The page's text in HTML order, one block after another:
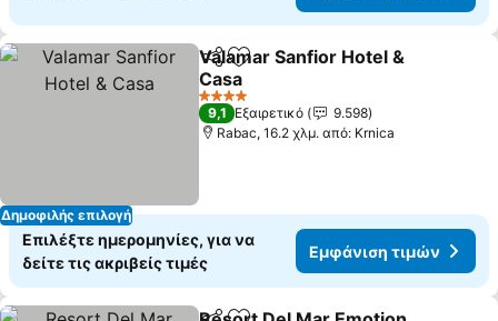
Δημοφιλής επιλογή
Κοινοποίηση
Προσθήκη στα αγαπημένα
Valamar Sanfior Hotel &
Casa
Εμφάνιση τιμών
4 Αστέρια
9,1 Εξαιρετικό
9.598
Rabac, 16.2 χλμ. από: Krnica
Επιλέξτε ημερομηνίες, για να
δείτε τις ακριβείς τιμές
Εμφάνιση τιμών